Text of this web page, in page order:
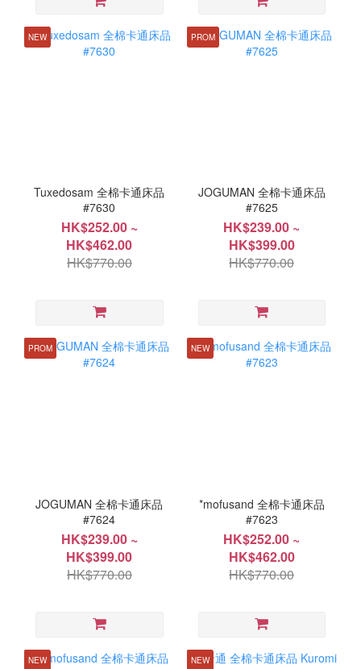
NEW
Tuxedosam 全棉卡通床品
#7630
HK$252.00 ~
HK$462.00
HK$770.00
PROM
JOGUMAN 全棉卡通床品
#7625
HK$239.00 ~
HK$399.00
HK$770.00
PROM
JOGUMAN 全棉卡通床品
#7624
HK$239.00 ~
HK$399.00
HK$770.00
NEW
*mofusand 全棉卡通床品
#7623
HK$252.00 ~
HK$462.00
HK$770.00
NEW NEW